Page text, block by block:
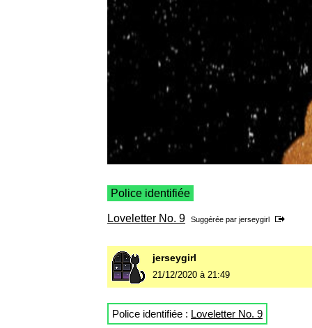
Police identifiée
Loveletter No. 9 Suggérée par jerseygirl
jerseygirl
21/12/2020 à 21:49
Police identifiée : Loveletter No. 9